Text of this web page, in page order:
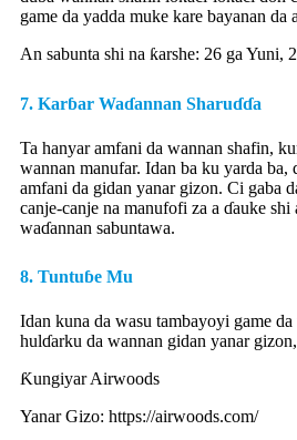
game da yadda muke kare bayanan da
An sabunta shi na ƙarshe: 26 ga Yuni,
7. Karɓar Waɗannan Sharuɗɗa
Ta hanyar amfani da wannan shafin,
wannan manufar. Idan ba ku yarda
amfani da gidan yanar gizon. Ci gaba
canje-canje na manufofi za a ɗauke shi
waɗannan sabuntawa.
8. Tuntuɓe Mu
Idan kuna da wasu tambayoyi game
hulɗarku da wannan gidan yanar
Ƙungiyar Airwoods
Yanar Gizo: https://airwoods.com/